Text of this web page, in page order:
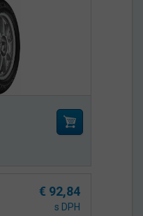
€ 92,84
s DPH